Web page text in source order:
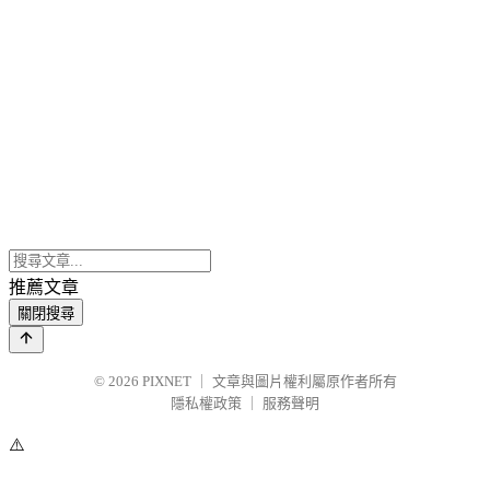
推薦文章
關閉搜尋
© 2026 PIXNET
文章與圖片權利屬原作者所有
隱私權政策
服務聲明
⚠️